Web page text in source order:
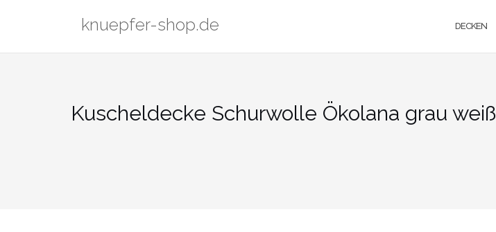
knuepfer-shop.de DECKEN
Kuscheldecke Schurwolle Ökolana grau weiß